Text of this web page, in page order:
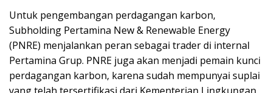
Untuk pengembangan perdagangan karbon,
Subholding Pertamina New & Renewable Energy
(PNRE) menjalankan peran sebagai trader di internal
Pertamina Grup. PNRE juga akan menjadi pemain kunci
perdagangan karbon, karena sudah mempunyai suplai